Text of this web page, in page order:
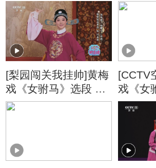
媛媛
再芬 等
[梨园闯关我挂帅]黄梅
戏《女驸马》选段 表
演：季静
[CCTV
戏《女